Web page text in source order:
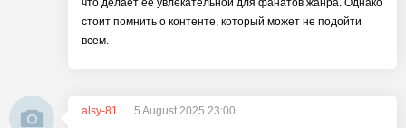
что делает её увлекательной для фанатов жанра. Однако
стоит помнить о контенте, который может не подойти
всем.
alsy-81
5 August 2025 23:00